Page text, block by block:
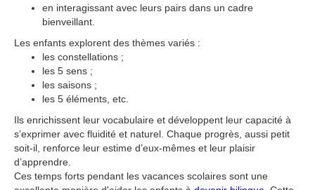
en interagissant avec leurs pairs dans un cadre
bienveillant.
Les enfants explorent des thèmes variés :
les constellations ;
les 5 sens ;
les saisons ;
les 5 éléments, etc.
Ils enrichissent leur vocabulaire et développent leur capacité à
s’exprimer avec fluidité et naturel. Chaque progrès, aussi petit
soit-il, renforce leur estime d’eux-mêmes et leur plaisir
d’apprendre.
Ces temps forts pendant les vacances scolaires sont une